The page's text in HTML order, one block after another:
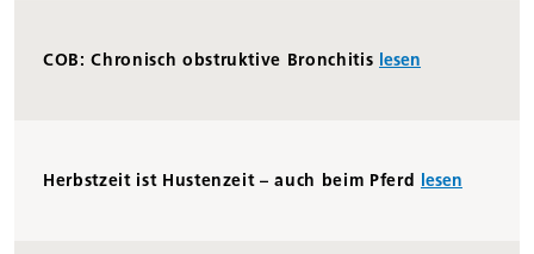
COB: Chronisch obstruktive Bronchitis lesen
Herbstzeit ist Hustenzeit – auch beim Pferd lesen